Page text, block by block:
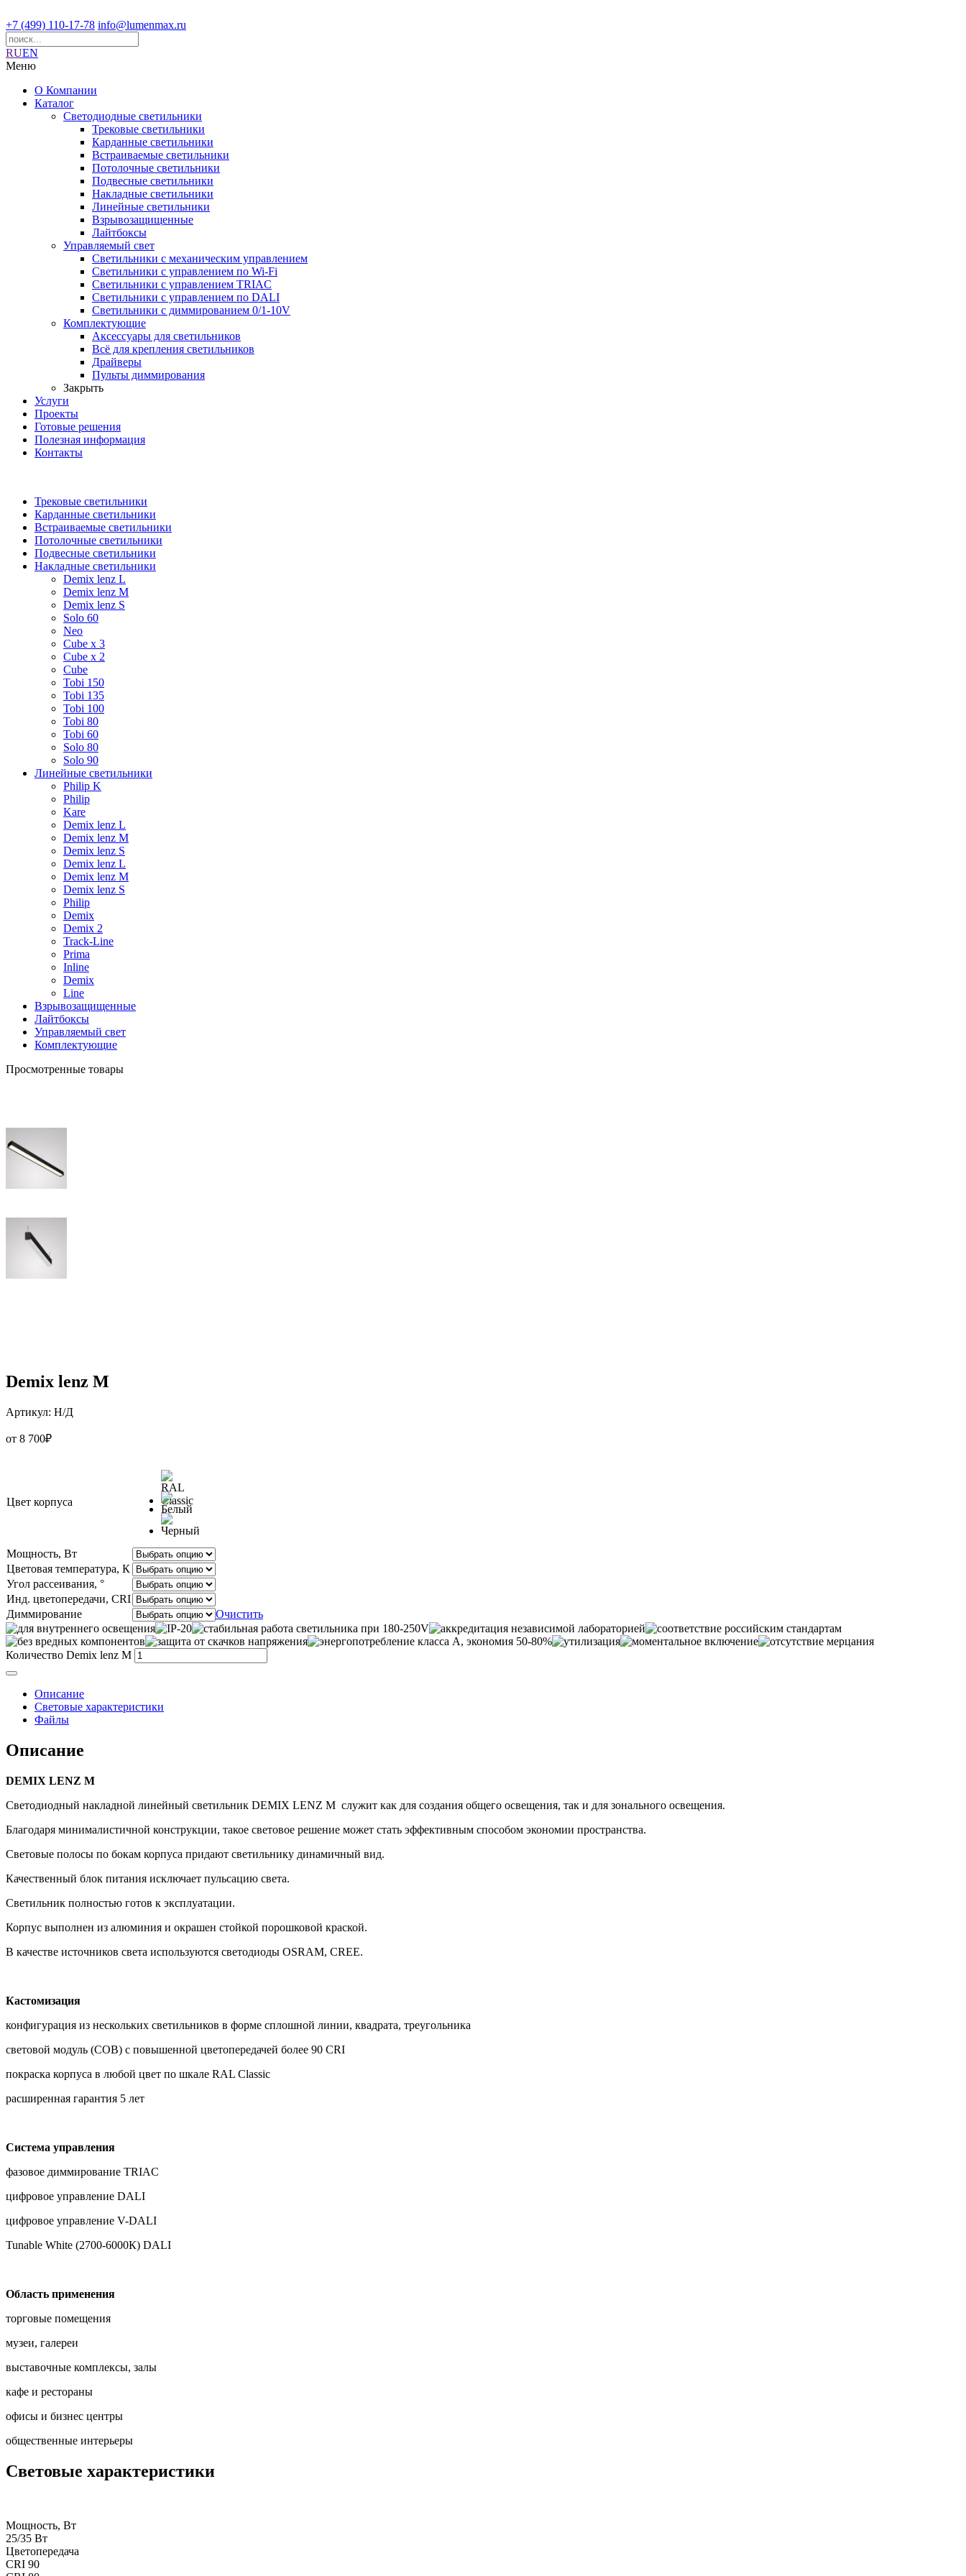
+7 (499) 110-17-78 info@lumenmax.ru
RUEN
Меню
О Компании
Каталог
Светодиодные светильники
Трековые светильники
Карданные светильники
Встраиваемые светильники
Потолочные светильники
Подвесные светильники
Накладные светильники
Линейные светильники
Взрывозащищенные
Лайтбоксы
Управляемый свет
Светильники с механическим управлением
Светильники с управлением по Wi-Fi
Светильники с управлением TRIAC
Светильники с управлением по DALI
Светильники с диммированием 0/1-10V
Комплектующие
Аксессуары для светильников
Всё для крепления светильников
Драйверы
Пульты диммирования
Закрыть
Услуги
Проекты
Готовые решения
Полезная информация
Контакты
Трековые светильники
Карданные светильники
Встраиваемые светильники
Потолочные светильники
Подвесные светильники
Накладные светильники
Demix lenz L
Demix lenz M
Demix lenz S
Solo 60
Neo
Cube х 3
Cube х 2
Cube
Tobi 150
Tobi 135
Tobi 100
Tobi 80
Tobi 60
Solo 80
Solo 90
Линейные светильники
Philip K
Philip
Kare
Demix lenz L
Demix lenz M
Demix lenz S
Demix lenz L
Demix lenz M
Demix lenz S
Philip
Demix
Demix 2
Track-Line
Prima
Inline
Demix
Line
Взрывозащищенные
Лайтбоксы
Управляемый свет
Комплектующие
Просмотренные товары
Demix lenz M
Артикул: Н/Д
от 8 700₽
Цвет корпуса
Мощность, Вт
Цветовая температура, К
Угол рассеивания, °
Инд. цветопередачи, CRI
Диммирование
Очистить
Количество Demix lenz M
Описание
Световые характеристики
Файлы
Описание
DEMIX LENZ M
Светодиодный накладной линейный светильник DEMIX LENZ M служит как для создания общего освещения, так и для зонального освещения.
Благодаря минималистичной конструкции, такое световое решение может стать эффективным способом экономии пространства.
Световые полосы по бокам корпуса придают светильнику динамичный вид.
Качественный блок питания исключает пульсацию света.
Светильник полностью готов к эксплуатации.
Корпус выполнен из алюминия и окрашен стойкой порошковой краской.
В качестве источников света используются светодиоды OSRAM, CREE.
Кастомизация
конфигурация из нескольких светильников в форме сплошной линии, квадрата, треугольника
световой модуль (COB) с повышенной цветопередачей более 90 CRI
покраска корпуса в любой цвет по шкале RAL Classic
расширенная гарантия 5 лет
Система управления
фазовое диммирование TRIAC
цифровое управление DALI
цифровое управление V-DALI
Tunable White (2700-6000К) DALI
Область применения
торговые помещения
музеи, галереи
выставочные комплексы, залы
кафе и рестораны
офисы и бизнес центры
общественные интерьеры
Световые характеристики
Мощность, Вт
25/35 Вт
Цветопередача
CRI 90